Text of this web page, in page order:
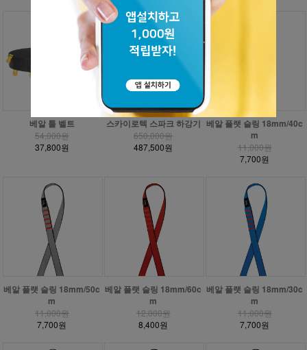
베알 툴 벨트
54,000원
37,800원
스카이로텍 스파크 하강기
650,000원
487,500원
베알 플랫 슬링 18mm/40c
m
11,000원
7,700원
베알 플랫 슬링 18mm/50c
m
11,000원
7,700원
베알 플랫 슬링 18mm/60c
m
12,000원
8,400원
베알 플랫 슬링 18mm/30c
m
11,000원
7,700원